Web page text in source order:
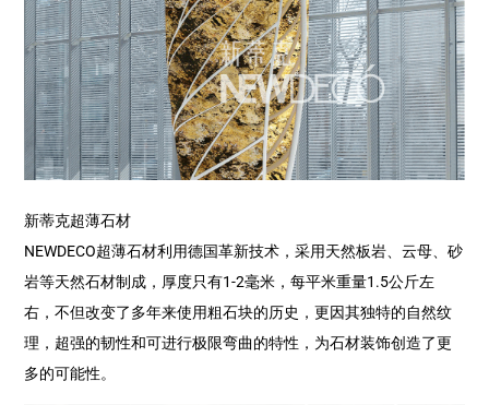
新蒂克超薄石材
NEWDECO超薄石材利用德国革新技术，采用天然板岩、云母、砂
岩等天然石材制成，厚度只有1-2毫米，每平米重量1.5公斤左
右，不但改变了多年来使用粗石块的历史，更因其独特的自然纹
理，超强的韧性和可进行极限弯曲的特性，为石材装饰创造了更
多的可能性。